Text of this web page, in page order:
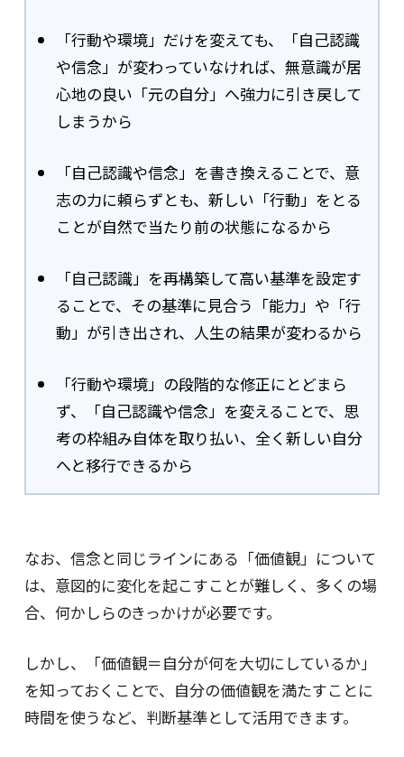
「行動や環境」だけを変えても、「自己認識
や信念」が変わっていなければ、無意識が居
心地の良い「元の自分」へ強力に引き戻して
しまうから
「自己認識や信念」を書き換えることで、意
志の力に頼らずとも、新しい「行動」をとる
ことが自然で当たり前の状態になるから
「自己認識」を再構築して高い基準を設定す
ることで、その基準に見合う「能力」や「行
動」が引き出され、人生の結果が変わるから
「行動や環境」の段階的な修正にとどまら
ず、「自己認識や信念」を変えることで、思
考の枠組み自体を取り払い、全く新しい自分
へと移行できるから
なお、信念と同じラインにある「価値観」について
は、意図的に変化を起こすことが難しく、多くの場
合、何かしらのきっかけが必要です。
しかし、「価値観＝自分が何を大切にしているか」
を知っておくことで、自分の価値観を満たすことに
時間を使うなど、判断基準として活用できます。